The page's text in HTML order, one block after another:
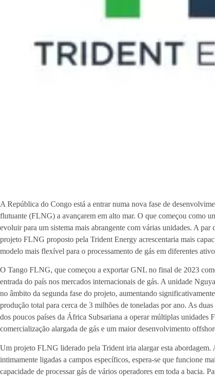
A República do Congo está a entrar numa nova fase de
flutuante (FLNG) a avançarem em alto mar. O que começou como
evoluir para um sistema mais abrangente com várias unidades. A
projeto FLNG proposto pela Trident Energy acrescentaria mais
modelo mais flexível para o processamento de gás em diferentes
O Tango FLNG, que começou a exportar GNL no final de 2023
entrada do país nos mercados internacionais de gás. A unidade
no âmbito da segunda fase do projeto, aumentando
produção total para cerca de 3 milhões de toneladas por ano. As
dos poucos países da África Subsariana a operar múltiplas unidades
comercialização alargada de gás e um maior desenvolvimento
Um projeto FLNG liderado pela Trident iria alargar esta abordagem.
intimamente ligadas a campos específicos, espera-se que funcione
capacidade de processar gás de vários operadores em toda a bacia.